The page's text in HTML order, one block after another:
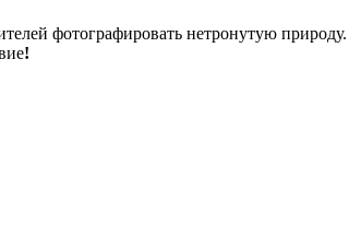
фотографировать нетронутую природу.
!